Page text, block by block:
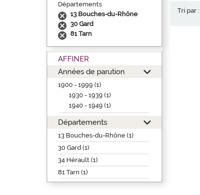
Départements
13 Bouches-du-Rhône
30 Gard
81 Tarn
AFFINER
Années de parution
1900 - 1999 (1)
1930 - 1939 (1)
1940 - 1949 (1)
Départements
13 Bouches-du-Rhône (1)
30 Gard (1)
34 Hérault (1)
81 Tarn (1)
Tri par :